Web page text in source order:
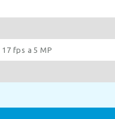
17 fps a 5 MP